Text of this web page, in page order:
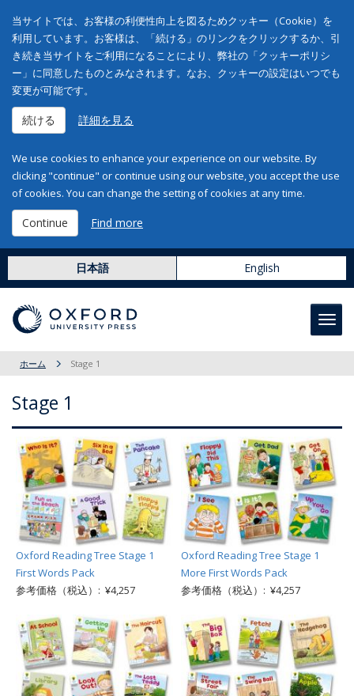
当サイトでは、お客様の利便性向上を図るためクッキー（Cookie）を
利用しています。お客様は、「続ける」のリンクをクリックするか、引
き続き当サイトをご利用になることにより、弊社の「クッキーポリシ
ー」に同意したものとみなされます。なお、クッキーの設定はいつでも
変更が可能です。
続ける 詳細を見る
We use cookies to enhance your experience on our website. By
clicking "continue" or continue using our website, you accept the use
of cookies. You can change the setting of cookies at any time.
Continue Find more
日本語 English
ホーム Stage 1
Stage 1
Oxford Reading Tree Stage 1
First Words Pack
参考価格（税込）: ¥4,257
Oxford Reading Tree Stage 1
More First Words Pack
参考価格（税込）: ¥4,257